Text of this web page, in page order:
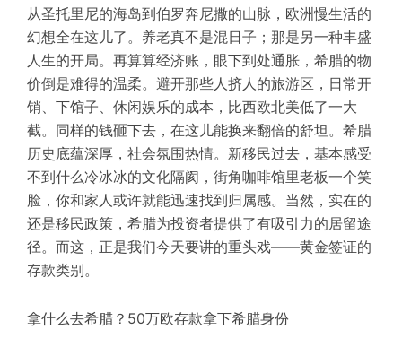
从圣托里尼的海岛到伯罗奔尼撒的山脉，欧洲慢生活的
幻想全在这儿了。养老真不是混日子；那是另一种丰盛
人生的开局。 再算算经济账 ， 眼下到处通胀，希腊的物
价倒是难得的温柔。避开那些人挤人的旅游区，日常开
销、下馆子、休闲娱乐的成本，比西欧北美低了一大
截。同样的钱砸下去，在这儿能换来翻倍的舒坦。希腊
历史底蕴深厚，社会氛围热情。新移民过去，基本感受
不到什么冷冰冰的文化隔阂，街角咖啡馆里老板一个笑
脸，你和家人或许就能迅速找到归属感。当然，实在的
还是移民政策 ， 希腊为投资者提供了有吸引力的居留途
径。而这，正是我们今天要讲的重头戏——黄金签证的
存款类别。
拿什么去希腊？ 50万欧存款拿下希腊身份